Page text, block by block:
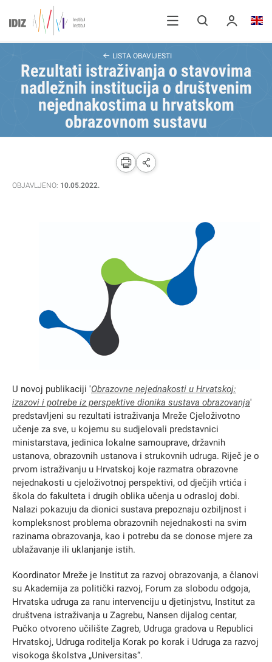
LISTA OBAVIJESTI
Rezultati istraživanja o stavovima
nadležnih institucija o društvenim
nejednakostima u hrvatskom
obrazovnom sustavu
OBJAVLJENO: 10.05.2022.
U novoj publikaciji 'Obrazovne nejednakosti u Hrvatskoj:
izazovi i potrebe iz perspektive dionika sustava obrazovanja'
predstavljeni su rezultati istraživanja Mreže Cjeloživotno
učenje za sve, u kojemu su sudjelovali predstavnici
ministarstava, jedinica lokalne samouprave, državnih
ustanova, obrazovnih ustanova i strukovnih udruga. Riječ je o
prvom istraživanju u Hrvatskoj koje razmatra obrazovne
nejednakosti u cjeloživotnoj perspektivi, od dječjih vrtića i
škola do fakulteta i drugih oblika učenja u odrasloj dobi.
Nalazi pokazuju da dionici sustava prepoznaju ozbiljnost i
kompleksnost problema obrazovnih nejednakosti na svim
razinama obrazovanja, kao i potrebu da se donose mjere za
ublažavanje ili uklanjanje istih.
Koordinator Mreže je Institut za razvoj obrazovanja, a članovi
su Akademija za politički razvoj, Forum za slobodu odgoja,
Hrvatska udruga za ranu intervenciju u djetinjstvu, Institut za
društvena istraživanja u Zagrebu, Nansen dijalog centar,
Pučko otvoreno učilište Zagreb, Udruga gradova u Republici
Hrvatskoj, Udruga roditelja Korak po korak i Udruga za razvoj
visokoga školstva „Universitas“.